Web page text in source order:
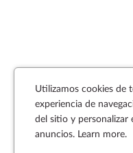
Utilizamos cookies de
experiencia de
del sitio y personalizar
anuncios. Learn more.